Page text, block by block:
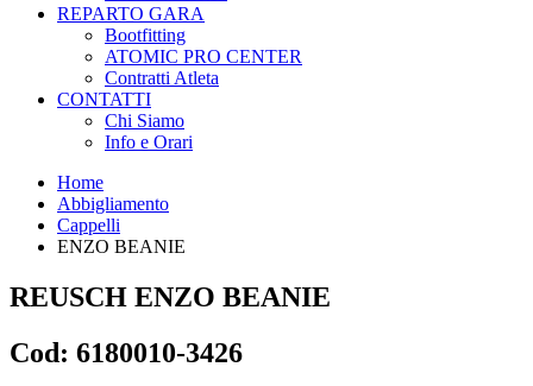
REPARTO GARA
Bootfitting
ATOMIC PRO CENTER
Contratti Atleta
CONTATTI
Chi Siamo
Info e Orari
Home
Abbigliamento
Cappelli
ENZO BEANIE
REUSCH ENZO BEANIE
Cod: 6180010-3426